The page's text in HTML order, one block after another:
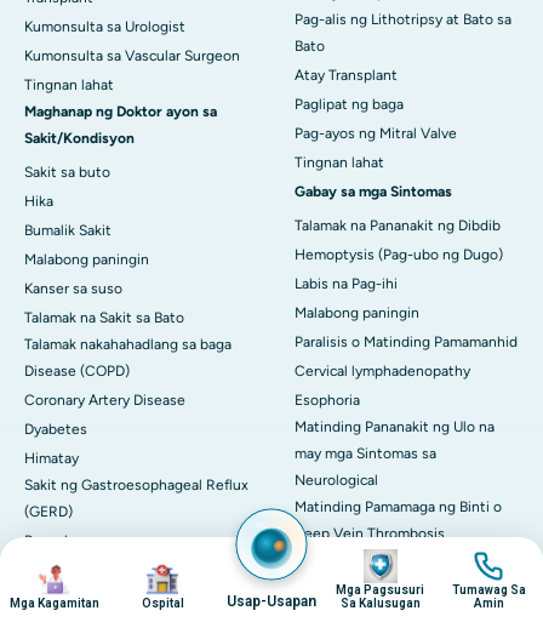
Imahen
Mga Kagamitan
Imahen
Ospital Usap-Usapan
Imahen
Mga Pagsusuri
Sa Kalusugan
Imahen
Tumawag Sa
Amin
Kumonsulta sa Urologist
Kumonsulta sa Vascular Surgeon
Tingnan lahat
Maghanap ng Doktor ayon sa
Sakit/Kondisyon
Sakit sa buto
Hika
Bumalik Sakit
Malabong paningin
Kanser sa suso
Talamak na Sakit sa Bato
Talamak nakahahadlang sa baga
Disease (COPD)
Coronary Artery Disease
Dyabetes
Himatay
Sakit ng Gastroesophageal Reflux
(GERD)
Pagpalya ng puso
Herniated Disc
Hypertension (Mataas na Presyon
Pag-alis ng Lithotripsy at Bato sa
Bato
Atay Transplant
Paglipat ng baga
Pag-ayos ng Mitral Valve
Tingnan lahat
Gabay sa mga Sintomas
Talamak na Pananakit ng Dibdib
Hemoptysis (Pag-ubo ng Dugo)
Labis na Pag-ihi
Malabong paningin
Paralisis o Matinding Pamamanhid
Cervical lymphadenopathy
Esophoria
Matinding Pananakit ng Ulo na
may mga Sintomas sa
Neurological
Matinding Pamamaga ng Binti o
Deep Vein Thrombosis
Asul na sclera
Gastrointestinal o Hindi